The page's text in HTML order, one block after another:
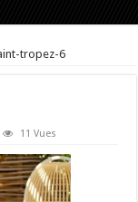
tropez-6
11 Vues